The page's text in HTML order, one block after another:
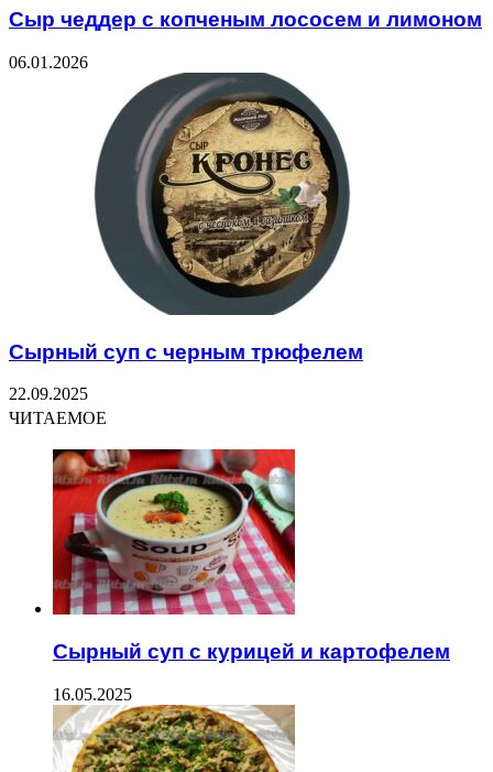
Сыр чеддер с копченым лососем и лимоном
06.01.2026
Сырный суп с черным трюфелем
22.09.2025
ЧИТАЕМОЕ
Сырный суп с курицей и картофелем
16.05.2025